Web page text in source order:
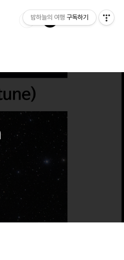
밤하늘의 여행 구독하기